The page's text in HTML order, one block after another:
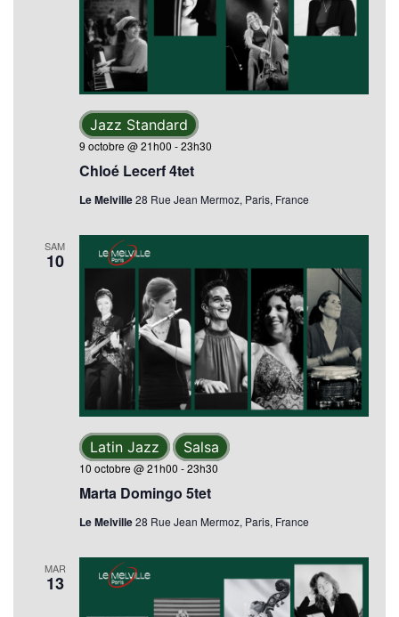
Chloé Lecerf 4tet
9 octobre @ 21h00 -23h30
Jazz Standard
Le Melville28 Rue Jean Mermoz, Paris, France
SAM
10
Marta Domingo 5tet
10 octobre @ 21h00 -23h30
Latin Jazz Salsa
Le Melville28 Rue Jean Mermoz, Paris, France
MAR
13